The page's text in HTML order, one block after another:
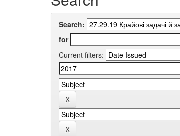
Search:
for
Current filters: